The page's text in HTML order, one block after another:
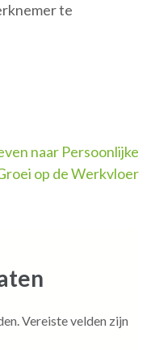
te
naar Persoonlijke
op de Werkvloer
Vereiste velden zijn